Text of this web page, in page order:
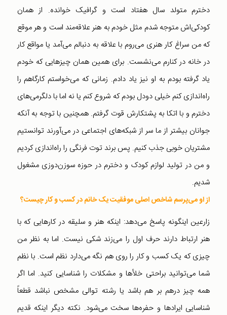
دخترم متولد سال هفتاد است و گرافیک خوانده. از همان
کودکی‌اش متوجه شدم مثل خودم به هنر علاقه‌مند است و هر موقع
که من سراغ کار هنری می‌روم با علاقه به دنبالم می‌آمد یا مواقع کار
در خانه در کنارم می‌نشست. برای همین همان چیزهایی که خودم
یاد گرفته بودم به او نیز یاد دادم. زمانی که می‌خواستم کارگاهم را
راه‌اندازی کنم خیلی دودل بودم که شروع کنم یا نه اما با دلگرمی‌های
دخترم و با اتکا به پشتکارش قوت گرفتم. همچنین با توجه به آنکه
جوانان بیشتر از ما سر از شبکه‌های اجتماعی در می‌آورند توانستیم
مشتریان خوبی جذب کنیم. پس برند توت فرنگی را راه‌اندازی کردیم
و من در تولید لوازم کودک و دخترم در حوزه سوزن‌دوزی مشغول
شدیم.
از او می‌پرسم شاخص اصلی موفقیت یک خانم در کسب و کار چیست؟
زارعین اینگونه پاسخ می‌دهد: اینکه هنر و سلیقه در کارهایی که با
هنر ارتباط دارند حرف اول را می‌زند شکی نیست. اما به نظر من
چیزی که یک کسب و کار را روی هم نگه می‌دارد نظم است. با نظم
شما می‌توانید براحتی خلأها و مشکلات را شناسایی کنید. اما اگر
همه چیز درهم بر هم باشد یا رشته توالی مشخص نباشد قطعاً
شناسایی ایرادها و حفره‌ها سخت می‌شود. نکته دیگر اینکه قدیم